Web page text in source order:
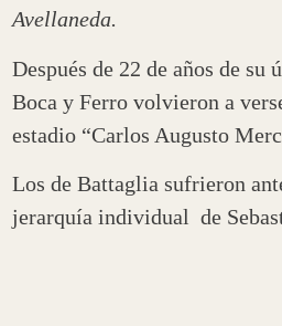
Avellaneda.
Después de 22 de años de
Boca y Ferro volvieron a
estadio “Carlos Augusto
Los de Battaglia sufrieron
jerarquía individual de